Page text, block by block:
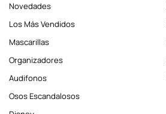
Novedades
Los Más Vendidos
Mascarillas
Organizadores
Audifonos
Osos Escandalosos